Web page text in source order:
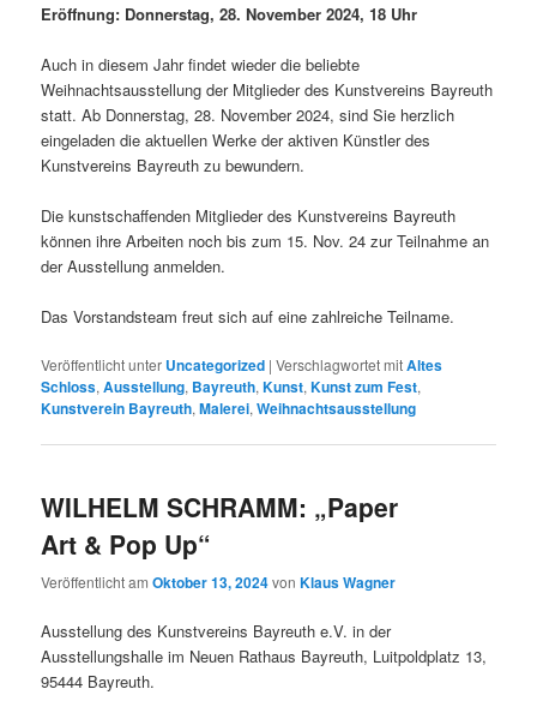
Eröffnung: Donnerstag, 28. November 2024, 18 Uhr
Auch in diesem Jahr findet wieder die beliebte
Weihnachtsausstellung der Mitglieder des Kunstvereins Bayreuth
statt. Ab Donnerstag, 28. November 2024, sind Sie herzlich
eingeladen die aktuellen Werke der aktiven Künstler des
Kunstvereins Bayreuth zu bewundern.
Die kunstschaffenden Mitglieder des Kunstvereins Bayreuth
können ihre Arbeiten noch bis zum 15. Nov. 24 zur Teilnahme an
der Ausstellung anmelden.
Das Vorstandsteam freut sich auf eine zahlreiche Teilname.
Veröffentlicht unter Uncategorized |Verschlagwortet mitAltes
Schloss,Ausstellung, Bayreuth,Kunst,Kunst zum Fest,
Kunstverein Bayreuth,Malerei,Weihnachtsausstellung
WILHELM SCHRAMM: „Paper
Art & Pop Up“
Veröffentlicht amOktober 13, 2024vonKlaus Wagner
Ausstellung des Kunstvereins Bayreuth e.V. in der
Ausstellungshalle im Neuen Rathaus Bayreuth, Luitpoldplatz 13,
95444 Bayreuth.